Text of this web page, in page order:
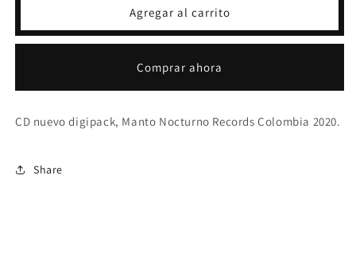
CONGREGACION
Y
OSCURA
CONGREGACION
DESTRUYE
Y
Agregar al carrito
Comprar ahora
CD nuevo digipack, Manto Nocturno Records Colombia 2020.
Share